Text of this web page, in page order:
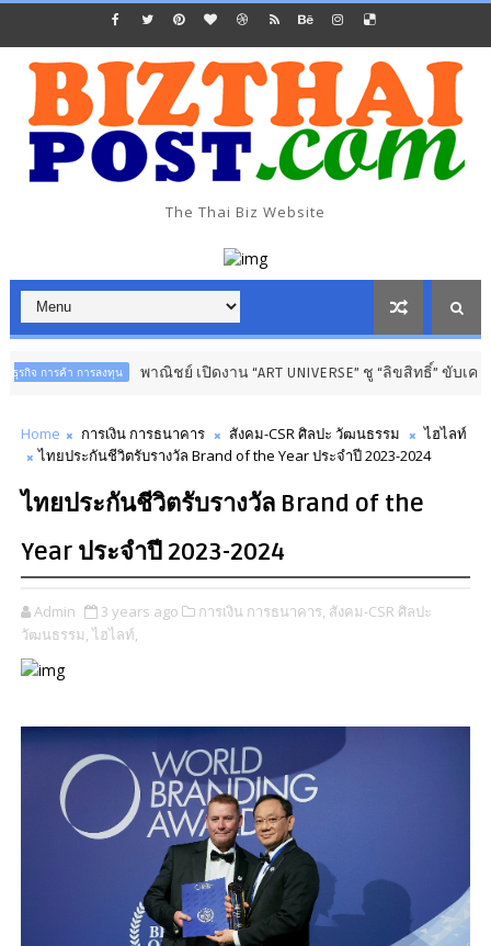
The Thai Biz Website
ารค้า การลงทุน พาณิชย์ เปิดงาน “ART UNIVERSE” ชู “ลิขสิทธิ์” ขับเคลื่อนเ
Home การเงิน การธนาคาร สังคม-CSR ศิลปะ วัฒนธรรม
ไฮไลท์
ไทยประกันชีวิตรับรางวัล Brand of the Year ประจำปี 2023-2024
ไทยประกันชีวิตรับรางวัล Brand of the
Year ประจำปี 2023-2024
Admin 3 years ago การเงิน การธนาคาร, สังคม-CSR ศิลปะ
วัฒนธรรม, ไฮไลท์,